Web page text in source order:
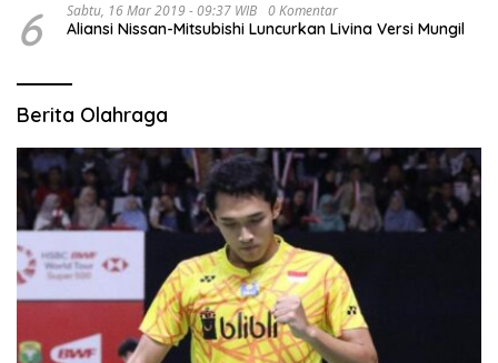
6 Sabtu, 16 Mar 2019 - 09:37 WIB 0 Komentar
Aliansi Nissan-Mitsubishi Luncurkan Livina Versi Mungil
Berita Olahraga